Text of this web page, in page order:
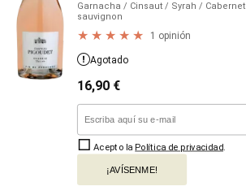
Garnacha / Cinsaut / Syrah / Cabernet
sauvignon
1 opinión
Agotado
16,90 €
Acepto la Política de privacidad
¡AVÍSENME!